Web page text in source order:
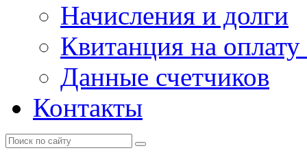
Начисления и долги
Квитанция на
Данные счетчиков
Контакты